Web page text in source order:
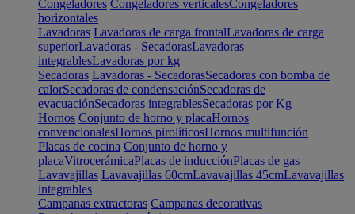
Congeladores Congeladores verticalesCongeladores
horizontales
Lavadoras Lavadoras de carga frontalLavadoras de carga
superiorLavadoras - SecadorasLavadoras
integrablesLavadoras por kg
Secadoras Lavadoras - SecadorasSecadoras con bomba de
calorSecadoras de condensaciónSecadoras de
evacuaciónSecadoras integrablesSecadoras por Kg
Hornos Conjunto de horno y placaHornos
convencionalesHornos pirolíticosHornos multifunción
Placas de cocina Conjunto de horno y
placaVitrocerámicaPlacas de inducciónPlacas de gas
Lavavajillas Lavavajillas 60cmLavavajillas 45cmLavavajillas
integrables
Campanas extractoras Campanas decorativas